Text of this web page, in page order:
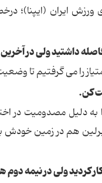
ورزش ایران (ایپنا)؛
فاصله داشتید ولی در
را می گرفتیم تا
كن.
به دلیل مصدومیت در
هم در زمین خودش
كردید ولی در نیمه